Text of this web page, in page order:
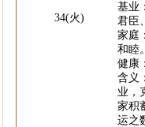
34(火)
基业
君臣
家庭
和睦。
健康
含义
业，
家积
运之